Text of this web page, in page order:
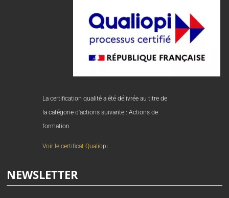
La certification qualité a été délivrée au titre de
la catégorie d'actions suivante : Actions de
formation
Voir le certificat Qualiopi
NEWSLETTER